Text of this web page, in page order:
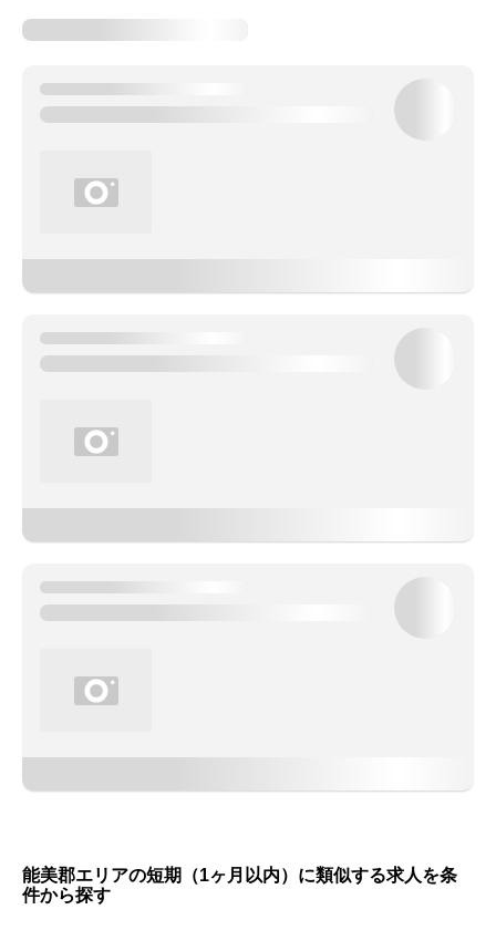
能美郡エリアの短期（1ヶ月以内）に類似する求人を条
件から探す